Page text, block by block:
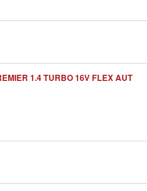
1.4 TURBO 16V FLEX AUT